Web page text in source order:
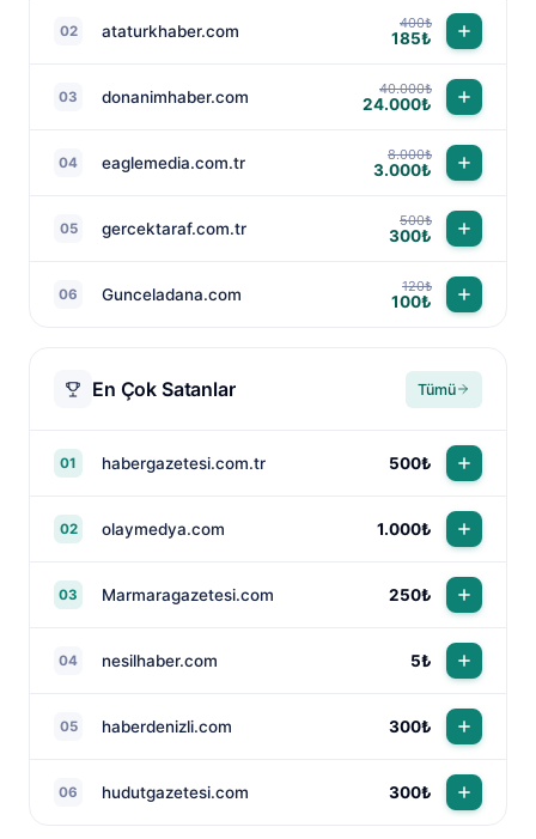
02 ataturkhaber.com 400₺
185₺
03 donanimhaber.com 40.000₺
24.000₺
04 eaglemedia.com.tr 8.000₺
3.000₺
05 gercektaraf.com.tr 500₺
300₺
06 Gunceladana.com 120₺
100₺
En Çok Satanlar Tümü
01 habergazetesi.com.tr 500₺
02 olaymedya.com 1.000₺
03 Marmaragazetesi.com 250₺
04 nesilhaber.com 5₺
05 haberdenizli.com 300₺
06 hudutgazetesi.com 300₺